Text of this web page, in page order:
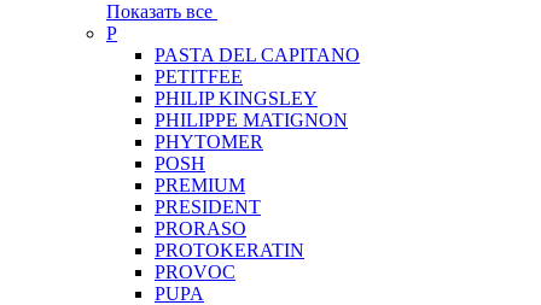
Показать все
P
PASTA DEL CAPITANO
PETITFEE
PHILIP KINGSLEY
PHILIPPE MATIGNON
PHYTOMER
POSH
PREMIUM
PRESIDENT
PRORASO
PROTOKERATIN
PROVOC
PUPA